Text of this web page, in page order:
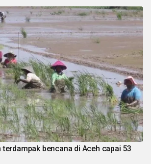
terdampak bencana di Aceh capai 53